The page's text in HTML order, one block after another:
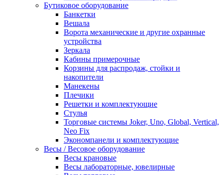
Бутиковое оборудование
Банкетки
Вешала
Ворота механические и другие охранные
устройства
Зеркала
Кабины примерочные
Корзины для распродаж, стойки и
накопители
Манекены
Плечики
Решетки и комплектующие
Стулья
Торговые системы Joker, Uno, Global, Vertical,
Neo Fix
Экономпанели и комплектующие
Весы / Весовое оборудование
Весы крановые
Весы лабораторные, ювелирные